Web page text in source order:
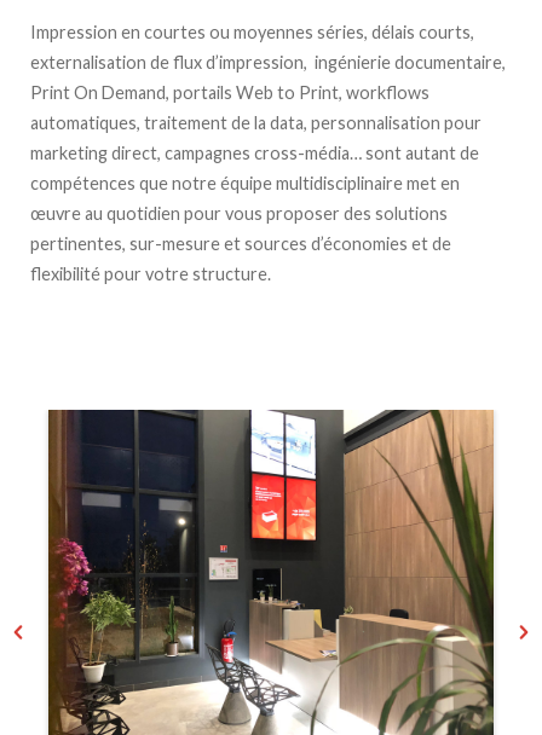
Impression en courtes ou moyennes séries, délais courts,
externalisation de flux d’impression, ingénierie documentaire,
Print On Demand, portails Web to Print, workflows
automatiques, traitement de la data, personnalisation pour
marketing direct, campagnes cross-média… sont autant de
compétences que notre équipe multidisciplinaire met en
œuvre au quotidien pour vous proposer des solutions
pertinentes, sur-mesure et sources d’économies et de
flexibilité pour votre structure.